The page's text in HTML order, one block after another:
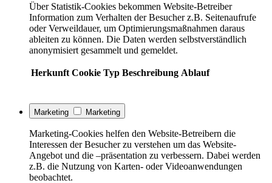
Über Statistik-Cookies bekommen Website-Betreiber
Information zum Verhalten der Besucher z.B. Seitenaufrufe
oder Verweildauer, um Optimierungsmaßnahmen daraus
ableiten zu können. Die Daten werden selbstverständlich
anonymisiert gesammelt und gemeldet.
Herkunft Cookie Typ Beschreibung Ablauf
Marketing Marketing
Marketing-Cookies helfen den Website-Betreibern die
Interessen der Besucher zu verstehen um das Website-
Angebot und die –präsentation zu verbessern. Dabei werden
z.B. die Nutzung von Karten- oder Videoanwendungen
beobachtet.